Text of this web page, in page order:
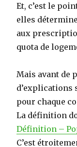
Et, c’est le
elles
aux
quota de
Mais avant de
d’explications
pour chaque
La définition
Définition –
C’est